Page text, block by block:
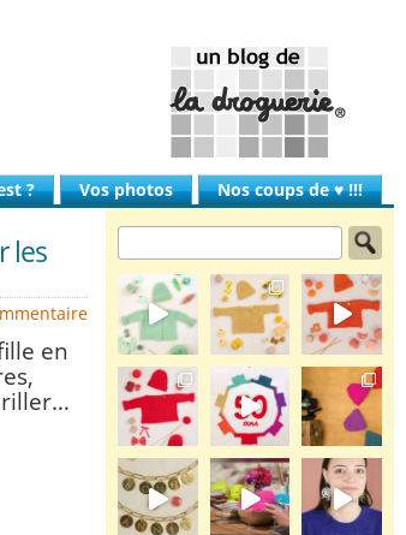
? Vos photos Nos coups de ♥ !!!
les
en